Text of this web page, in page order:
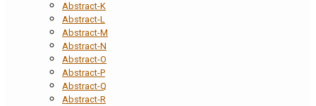
Abstract-K
Abstract-L
Abstract-M
Abstract-N
Abstract-O
Abstract-P
Abstract-Q
Abstract-R